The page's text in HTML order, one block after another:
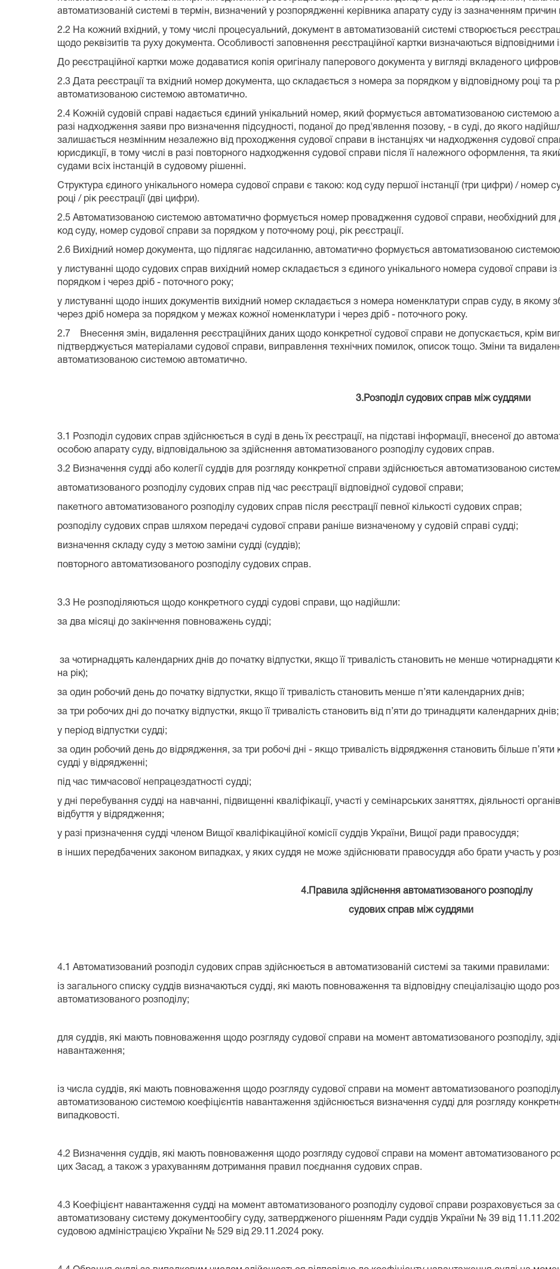
автоматизованій системі в термін, визначений у розпорядженні керівника апарату суду із зазначенням причин
2.2 На кожний вхідний, у тому числі процесуальний, документ в автоматизованій системі створюється
щодо реквізитів та руху документа. Особливості заповнення реєстраційної картки визначаються відповідними
До реєстраційної картки може додаватися копія оригіналу паперового документа у вигляді вкладеного
2.3 Дата реєстрації та вхідний номер документа, що складається з номера за порядком у відповідному році та
автоматизованою системою автоматично.
2.4 Кожній судовій справі надається єдиний унікальний номер, який формується автоматизованою системою
разі надходження заяви про визначення підсудності, поданої до пред'явлення позову, - в суді, до якого
залишається незмінним незалежно від проходження судової справи в інстанціях чи надходження судової
юрисдикції, в тому числі в разі повторного надходження судової справи після її належного оформлення, та
судами всіх інстанцій в судовому рішенні.
Структура єдиного унікального номера судової справи є такою: код суду першої інстанції (три цифри) / номер
році / рік реєстрації (дві цифри).
2.5 Автоматизованою системою автоматично формується номер провадження судової справи, необхідний для
код суду, номер судової справи за порядком у поточному році, рік реєстрації.
2.6 Вихідний номер документа, що підлягає надсиланню, автоматично формується автоматизованою
у листуванні щодо судових справ вихідний номер складається з єдиного унікального номера судової справи
порядком і через дріб - поточного року;
у листуванні щодо інших документів вихідний номер складається з номера номенклатури справ суду, в якому
через дріб номера за порядком у межах кожної номенклатури і через дріб - поточного року.
2.7 Внесення змін, видалення реєстраційних даних щодо конкретної судової справи не допускається, крім
підтверджується матеріалами судової справи, виправлення технічних помилок, описок тощо. Зміни та
автоматизованою системою автоматично.
3.Розподіл судових справ між суддями
3.1 Розподіл судових справ здійснюється в суді в день їх реєстрації, на підставі інформації, внесеної до
особою апарату суду, відповідальною за здійснення автоматизованого розподілу судових справ.
3.2 Визначення судді або колегії суддів для розгляду конкретної справи здійснюється автоматизованою
автоматизованого розподілу судових справ під час реєстрації відповідної судової справи;
пакетного автоматизованого розподілу судових справ після реєстрації певної кількості судових справ;
розподілу судових справ шляхом передачі судової справи раніше визначеному у судовій справі судді;
визначення складу суду з метою заміни судді (суддів);
повторного автоматизованого розподілу судових справ.
3.3 Не розподіляються щодо конкретного судді судові справи, що надійшли:
за два місяці до закінчення повноважень судді;
за чотирнадцять календарних днів до початку відпустки, якщо її тривалість становить не менше
на рік);
за один робочий день до початку відпустки, якщо її тривалість становить менше п’яти календарних днів;
за три робочих дні до початку відпустки, якщо її тривалість становить від п’яти до тринадцяти календарних днів;
у період відпустки судді;
за один робочий день до відрядження, за три робочі дні - якщо тривалість відрядження становить більше п’яти
судді у відрядженні;
під час тимчасової непрацездатності судді;
у дні перебування судді на навчанні, підвищенні кваліфікації, участі у семінарських заняттях, діяльності
відбуття у відрядження;
у разі призначення судді членом Вищої кваліфікаційної комісії суддів України, Вищої ради правосуддя;
в інших передбачених законом випадках, у яких суддя не може здійснювати правосуддя або брати участь у
4.Правила здійснення автоматизованого розподілу
судових справ між суддями
4.1 Автоматизований розподіл судових справ здійснюється в автоматизованій системі за такими правилами:
із загального списку суддів визначаються судді, які мають повноваження та відповідну спеціалізацію щодо
автоматизованого розподілу;
для суддів, які мають повноваження щодо розгляду судової справи на момент автоматизованого розподілу,
навантаження;
із числа суддів, які мають повноваження щодо розгляду судової справи на момент автоматизованого
автоматизованою системою коефіцієнтів навантаження здійснюється визначення судді для розгляду
випадковості.
4.2 Визначення суддів, які мають повноваження щодо розгляду судової справи на момент автоматизованого
цих Засад, а також з урахуванням дотримання правил поєднання судових справ.
4.3 Коефіцієнт навантаження судді на момент автоматизованого розподілу судової справи розраховується
автоматизовану систему документообігу суду, затвердженого рішенням Ради суддів України № 39 від
судовою адміністрацією України № 529 від 29.11.2024 року.